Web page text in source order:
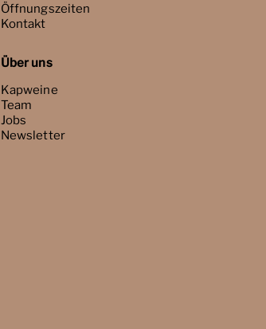
Öffnungszeiten
Kontakt
Über uns
Kapweine
Team
Jobs
Newsletter